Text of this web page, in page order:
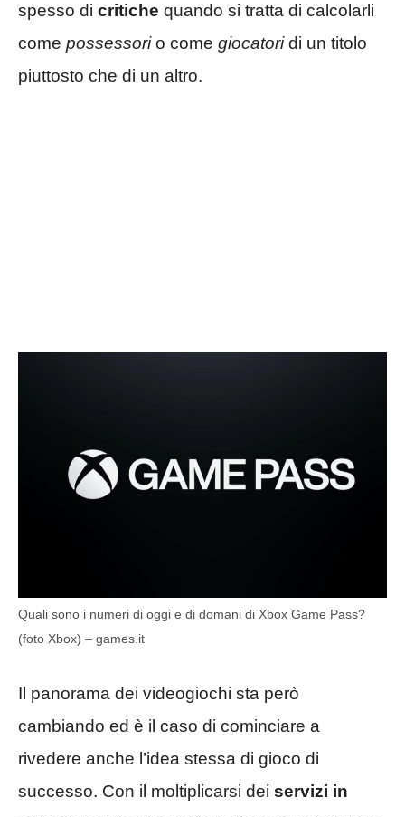
spesso di critiche quando si tratta di calcolarli
come possessorio come giocatoridi un titolo
piuttosto che di un altro.
Quali sono i numeri di oggi e di domani di Xbox Game Pass?
(foto Xbox) – games.it
Il panorama dei videogiochi sta però
cambiando ed è il caso di cominciare a
rivedere anche l’idea stessa di gioco di
successo. Con il moltiplicarsi dei servizi in